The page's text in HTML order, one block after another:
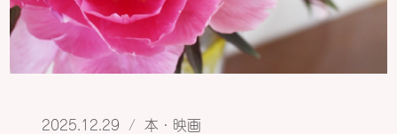
2025.12.29 / 本・映画